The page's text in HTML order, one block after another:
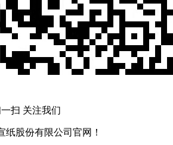
扫 关注我们
纸股份有限公司官网！